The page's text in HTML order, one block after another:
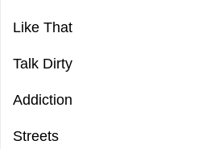
Like That
Talk Dirty
Addiction
Streets